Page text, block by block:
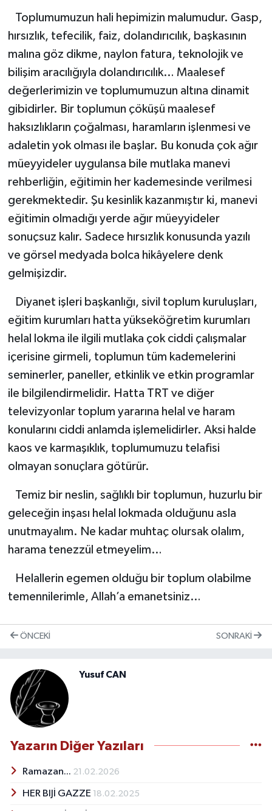
Toplumumuzun hali hepimizin malumudur. Gasp,
hırsızlık, tefecilik, faiz, dolandırıcılık, başkasının
malına göz dikme, naylon fatura, teknolojik ve
bilişim aracılığıyla dolandırıcılık… Maalesef
değerlerimizin ve toplumumuzun altına dinamit
gibidirler. Bir toplumun çöküşü maalesef
haksızlıkların çoğalması, haramların işlenmesi ve
adaletin yok olması ile başlar. Bu konuda çok ağır
müeyyideler uygulansa bile mutlaka manevi
rehberliğin, eğitimin her kademesinde verilmesi
gerekmektedir. Şu kesinlik kazanmıştır ki, manevi
eğitimin olmadığı yerde ağır müeyyideler
sonuçsuz kalır. Sadece hırsızlık konusunda yazılı
ve görsel medyada bolca hikâyelere denk
gelmişizdir.
Diyanet işleri başkanlığı, sivil toplum kuruluşları,
eğitim kurumları hatta yükseköğretim kurumları
helal lokma ile ilgili mutlaka çok ciddi çalışmalar
içerisine girmeli, toplumun tüm kademelerini
seminerler, paneller, etkinlik ve etkin programlar
ile bilgilendirmelidir. Hatta TRT ve diğer
televizyonlar toplum yararına helal ve haram
konularını ciddi anlamda işlemelidirler. Aksi halde
kaos ve karmaşıklık, toplumumuzu telafisi
olmayan sonuçlara götürür.
Temiz bir neslin, sağlıklı bir toplumun, huzurlu bir
geleceğin inşası helal lokmada olduğunu asla
unutmayalım. Ne kadar muhtaç olursak olalım,
harama tenezzül etmeyelim…
Helallerin egemen olduğu bir toplum olabilme
temennilerimle, Allah’a emanetsiniz…
ÖNCEKI SONRAKI
Yusuf CAN
Yazarın Diğer Yazıları
Ramazan... 21.02.2026
HER BIJİ GAZZE 18.02.2025